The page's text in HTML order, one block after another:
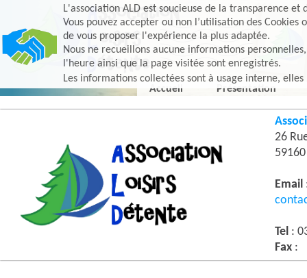
L'association ALD est soucieuse de la transparence et
Vous pouvez accepter ou non l’utilisation des
de vous proposer l'expérience la plus adaptée.
Nous ne recueillons aucune informations
l'heure ainsi que la page visitée sont enregistrés.
Les informations collectées sont à usage interne,
Accueil
Présentation
26
Email
Tel :
Fax :